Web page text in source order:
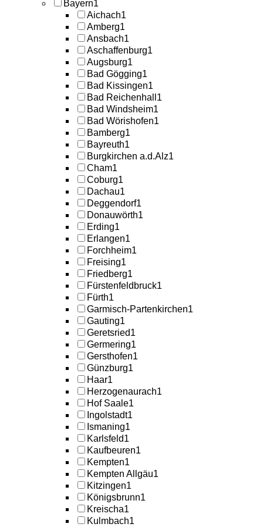
Bayern1
Aichach1
Amberg1
Ansbach1
Aschaffenburg1
Augsburg1
Bad Gögging1
Bad Kissingen1
Bad Reichenhall 1
Bad Windsheim1
Bad Wörishofen1
Bamberg1
Bayreuth1
Burgkirchen a.d.Alz1
Cham1
Coburg1
Dachau1
Deggendorf1
Donauwörth1
Erding1
Erlangen1
Forchheim1
Freising1
Friedberg1
Fürstenfeldbruck1
Fürth1
Garmisch-Partenkirchen1
Gauting1
Geretsried1
Germering1
Gersthofen1
Günzburg1
Haar1
Herzogenaurach1
Hof Saale1
Ingolstadt1
Ismaning1
Karlsfeld1
Kaufbeuren1
Kempten1
Kempten Allgäu1
Kitzingen1
Königsbrunn1
Kreischa1
Kulmbach1